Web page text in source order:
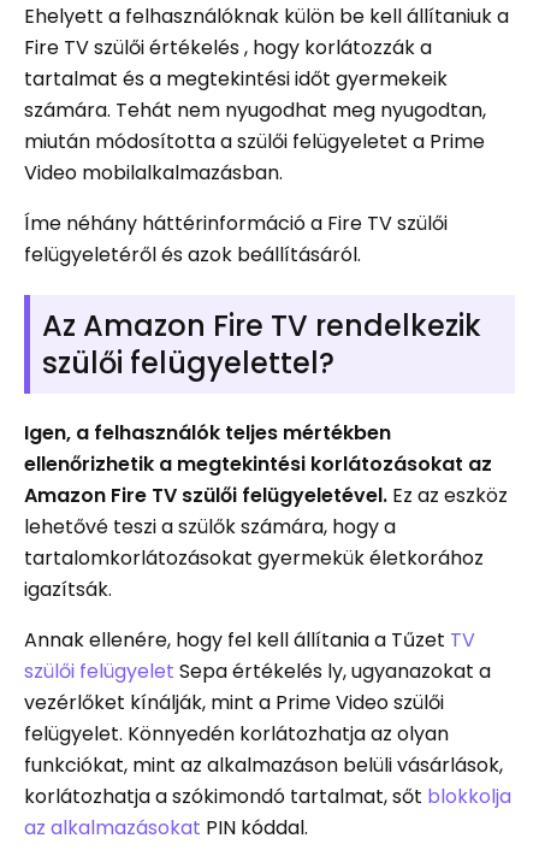
Ehelyett a felhasználóknak külön be kell állítaniuk a
Fire TV szülői értékelés , hogy korlátozzák a
tartalmat és a megtekintési időt gyermekeik
számára. Tehát nem nyugodhat meg nyugodtan,
miután módosította a szülői felügyeletet a Prime
Video mobilalkalmazásban.
Íme néhány háttérinformáció a Fire TV szülői
felügyeletéről és azok beállításáról.
Az Amazon Fire TV rendelkezik
szülői felügyelettel?
Igen, a felhasználók teljes mértékben
ellenőrizhetik a megtekintési korlátozásokat az
Amazon Fire TV szülői felügyeletével. Ez az eszköz
lehetővé teszi a szülők számára, hogy a
tartalomkorlátozásokat gyermekük életkorához
igazítsák.
Annak ellenére, hogy fel kell állítania a Tűzet TV
szülői felügyelet Sepa értékelés ly, ugyanazokat a
vezérlőket kínálják, mint a Prime Video szülői
felügyelet. Könnyedén korlátozhatja az olyan
funkciókat, mint az alkalmazáson belüli vásárlások,
korlátozhatja a szókimondó tartalmat, sőt blokkolja
az alkalmazásokat PIN kóddal.